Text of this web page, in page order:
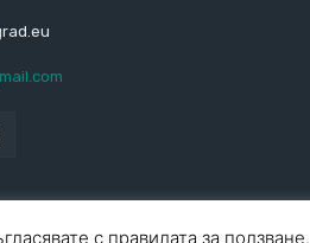
с правилата за ползване.